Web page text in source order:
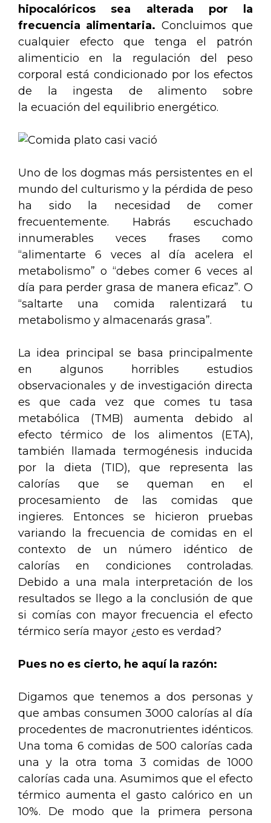
hipocalóricos sea alterada por la
frecuencia alimentaria. Concluimos que
cualquier efecto que tenga el patrón
alimenticio en la regulación del peso
corporal está condicionado por los efectos
de la ingesta de alimento sobre
la ecuación del equilibrio energético.
Uno de los dogmas más persistentes en el
mundo del culturismo y la pérdida de peso
ha sido la necesidad de comer
frecuentemente. Habrás escuchado
innumerables veces frases como
“alimentarte 6 veces al día acelera el
metabolismo” o “debes comer 6 veces al
día para perder grasa de manera eficaz”. O
“saltarte una comida ralentizará tu
metabolismo y almacenarás grasa”.
La idea principal se basa principalmente
en algunos horribles estudios
observacionales y de investigación directa
es que cada vez que comes tu tasa
metabólica (TMB) aumenta debido al
efecto térmico de los alimentos (ETA),
también llamada termogénesis inducida
por la dieta (TID), que representa las
calorías que se queman en el
procesamiento de las comidas que
ingieres. Entonces se hicieron pruebas
variando la frecuencia de comidas en el
contexto de un número idéntico de
calorías en condiciones controladas.
Debido a una mala interpretación de los
resultados se llego a la conclusión de que
si comías con mayor frecuencia el efecto
térmico sería mayor ¿esto es verdad?
Pues no es cierto, he aquí la razón:
Digamos que tenemos a dos personas y
que ambas consumen 3000 calorías al día
procedentes de macronutrientes idénticos.
Una toma 6 comidas de 500 calorías cada
una y la otra toma 3 comidas de 1000
calorías cada una. Asumimos que el efecto
térmico aumenta el gasto calórico en un
10%. De modo que la primera persona